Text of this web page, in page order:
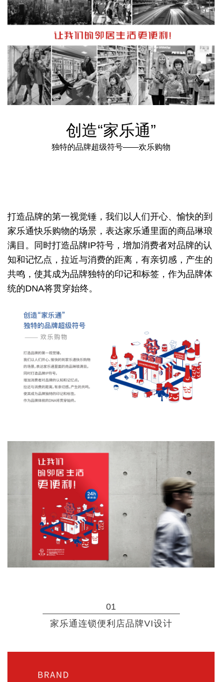
创造“家乐通”
独特的品牌超级符号——欢乐购物
打造品牌的第一视觉锤， 我们以人们开心、愉快的到
家乐通快乐购物的场景，表达家乐通里面的商品琳琅
满目。
同时打造品牌IP符号， 增加消费者对品牌的认
知和记忆点， 拉近与消费的距离，有亲切感，产生的
共鸣， 使其成为品牌独特的印记和标签， 作为品牌体
统的DNA将贯穿始终。
01
家乐通连锁便利店品牌VI设计